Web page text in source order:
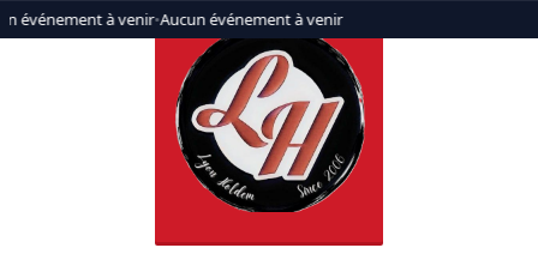
événement à venir•Aucun événement à venir
Aller
au